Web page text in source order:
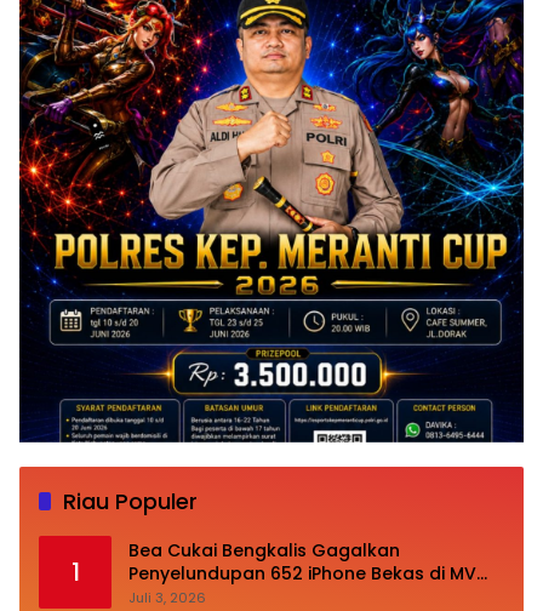
Riau Populer
1
Bea Cukai Bengkalis Gagalkan
Penyelundupan 652 iPhone Bekas di MV
Oceanna 5
Juli 3, 2026